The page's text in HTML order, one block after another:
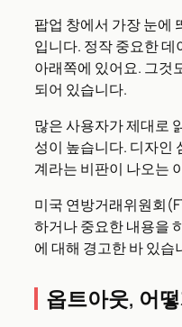
팝업 창에서 가장 눈에
입니다. 정작 중요한
아래쪽에 있어요. 그것
되어 있습니다.
많은 사용자가 제대로
성이 높습니다. 디자인
계라는 비판이 나오는
미국 연방거래위원회
하거나 중요한 내용을
에 대해 경고한 바 있습
옵트아웃, 어